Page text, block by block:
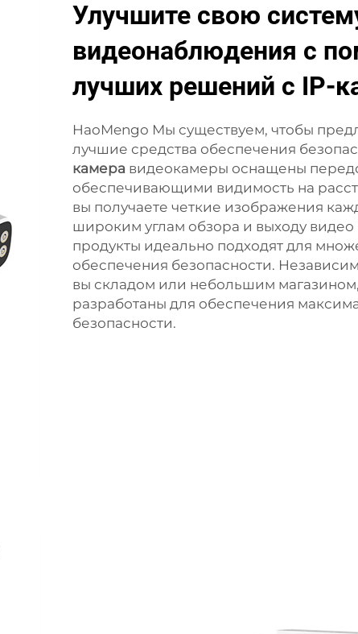
Улучшите свою
видеонаблюдения с
лучших решений с IP-
HaoMengo Мы существуем, чтобы
лучшие средства обеспечения
камера видеокамеры оснащены
обеспечивающими видимость на
вы получаете четкие изображения
широким углам обзора и выходу видео
продукты идеально подходят для
обеспечения безопасности.
вы складом или небольшим
разработаны для обеспечения
безопасности.